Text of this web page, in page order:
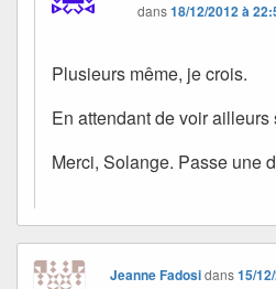
dans18/12/2012 à
Plusieurs même, je crois.
En attendant de voir ailleurs
Merci, Solange. Passe une
Jeanne Fadosidans15/